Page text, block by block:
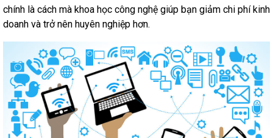
chính là cách mà khoa học công nghệ giúp bạn giảm chi phí kinh
doanh và trở nên huyên nghiệp hơn.